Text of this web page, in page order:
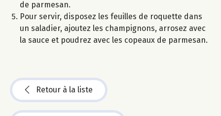
de parmesan.
Pour servir, disposez les feuilles de roquette dans
un saladier, ajoutez les champignons, arrosez avec
la sauce et poudrez avec les copeaux de parmesan.
Retour à la liste